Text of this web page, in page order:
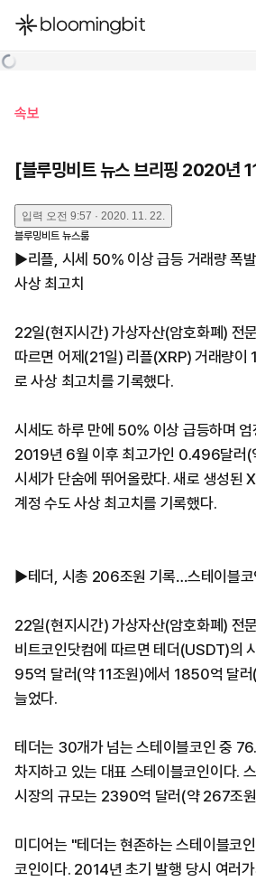
한국어
속보
[블루밍비트 뉴스 브리핑 2020년
입력 오전 9:57 · 2020. 11. 22.
블루밍비트 뉴스룸
▶리플, 시세 50% 이상 급등 거래량 폭
사상 최고치
22일(현지시간) 가상자산(암호화폐) 전
따르면 어제(21일) 리플(XRP) 거래량이
로 사상 최고치를 기록했다.
시세도 하루 만에 50% 이상 급등하며 엄
2019년 6월 이후 최고가인 0.496달러(
시세가 단숨에 뛰어올랐다. 새로 생성된
계정 수도 사상 최고치를 기록했다.
▶테더, 시총 206조원 기록…스테이블
22일(현지시간) 가상자산(암호화폐) 전
비트코인닷컴에 따르면 테더(USDT)의
95억 달러(약 11조원)에서 1850억 달
늘었다.
테더는 30개가 넘는 스테이블코인 중
차지하고 있는 대표 스테이블코인이다.
시장의 규모는 2390억 달러(약 267조
미디어는 "테더는 현존하는 스테이블코
코인이다. 2014년 초기 발행 당시 여러